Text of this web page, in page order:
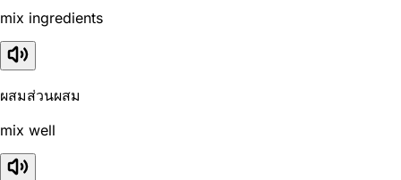
mix ingredients
ผสมส่วนผสม
mix well